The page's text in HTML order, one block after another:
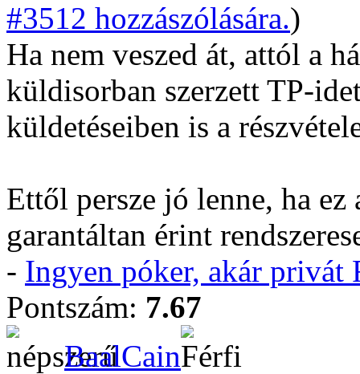
#3512 hozzászólására.)
Ha nem veszed át, attól a
küldisorban szerzett TP-
küldetéseiben is a
Ettől persze jó lenne, ha ez
garantáltan érint
- Ingyen póker, akár privát
Pontszám: 7.67
BaalCain